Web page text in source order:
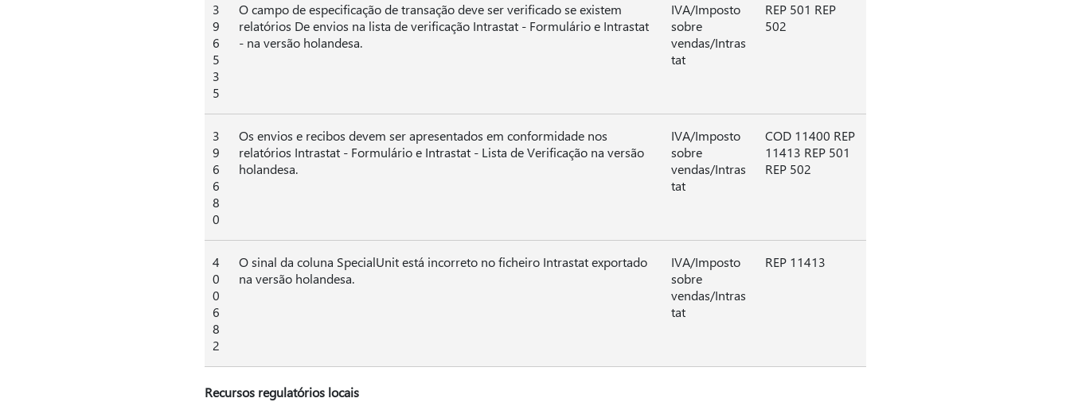
3
9
6
5
3
5
O campo de especificação de transação deve ser verificado se existem
relatórios De envios na lista de verificação Intrastat - Formulário e Intrastat
- na versão holandesa.
IVA/Imposto
sobre
vendas/Intras
tat
REP 501 REP
502
3
9
6
6
8
0
Os envios e recibos devem ser apresentados em conformidade nos
relatórios Intrastat - Formulário e Intrastat - Lista de Verificação na versão
holandesa.
IVA/Imposto
sobre
vendas/Intras
tat
COD 11400 REP
11413 REP 501
REP 502
4
0
0
6
8
2
O sinal da coluna SpecialUnit está incorreto no ficheiro Intrastat exportado
na versão holandesa.
IVA/Imposto
sobre
vendas/Intras
tat
REP 11413
Recursos regulatórios locais